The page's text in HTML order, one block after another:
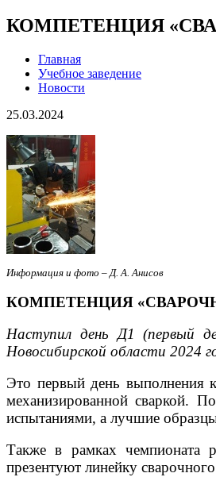
КОМПЕТЕНЦИЯ
Главная
Учебное заведение
Новости
25.03.2024
Информация и фото – Д. А. Анисов
КОМПЕТЕНЦИЯ
Наступил день Д1 (первый
Новосибирской области 2024
Это первый день выполнения
механизированной сваркой.
испытаниями, а лучшие
Также в рамках чемпионата
презентуют линейку